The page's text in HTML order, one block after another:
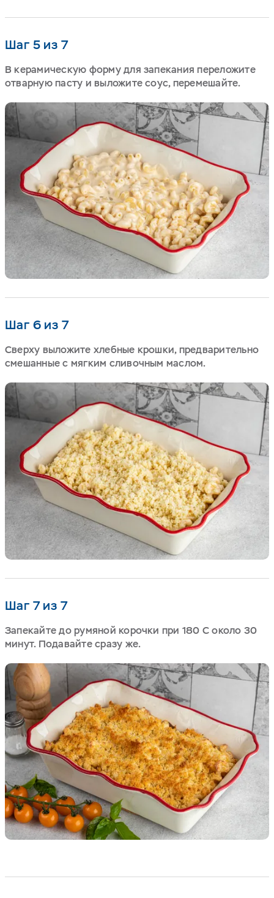
Шаг 5 из 7
В керамическую форму для запекания переложите
отварную пасту и выложите соус, перемешайте.
Шаг 6 из 7
Сверху выложите хлебные крошки, предварительно
смешанные с мягким сливочным маслом.
Шаг 7 из 7
Запекайте до румяной корочки при 180 С около 30
минут. Подавайте сразу же.